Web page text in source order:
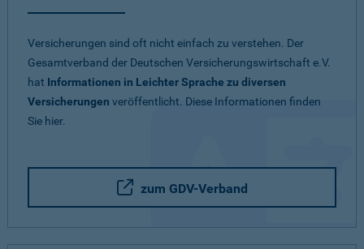
Versicherungen sind oft nicht einfach zu verstehen. Der
Gesamtverband der Deutschen Versicherungswirtschaft e.V.
hat Informationen in Leichter Sprache zu diversen
Versicherungen veröffentlicht. Diese Informationen finden
Sie hier.
zum GDV-Verband